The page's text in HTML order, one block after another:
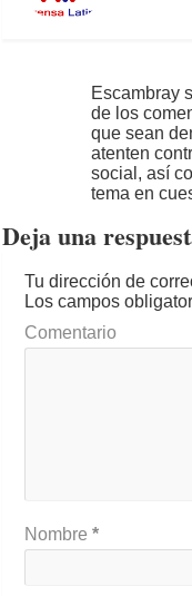
Escambray
de los
que sean
atenten
social, así
tema en
Deja una
Tu dirección de
Los campos
Comentario
Nombre*